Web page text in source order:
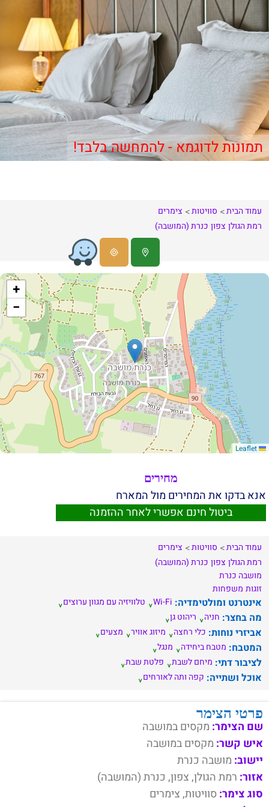
תמונות לדוגמא - להמחשה בלבד!
עמוד הבית סוויטות
צימרים
רמת הגולן צפון כנרת (המושבה)
+
−
מחירים
אנא בדקו את המחירים מול המארח
ביטול חינם אפשרי לאחר ההזמנה
עמוד הבית סוויטות
צימרים
רמת הגולן צפון כנרת (המושבה)
מושבה כנרת
זוגות משפחות
אינטרנט ומולטימדיה: Wi-Fi טלוויזיה עם מגוון ערוצים
מה בחצר: חניה ריהוט גן
אביזרי נוחות: כלי רחצה מיזוג אוויר מצעים
המטבח: מטבח ביחידה מנגל
לציבור דתי: מיחם לשבת פלטת שבת
אוכל ושתייה: קפה ותה לאורחים
פרטי הצימר
שם הצימר: מקסים במושבה
איש קשר: מקסים במושבה
יישוב: מושבה כנרת
אזור: רמת הגולן, צפון, כנרת (המושבה)
סוג צימר:סוויטות, צימרים